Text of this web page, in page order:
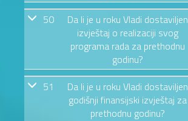
50
Da li je u roku Vladi dostaviljen
izvještaj o realizaciji svog
programa rada za prethodnu
godinu?
51
Da li je u roku Vladi dostaviljen
godišnji finansijski izvještaj za
prethodnu godinu?